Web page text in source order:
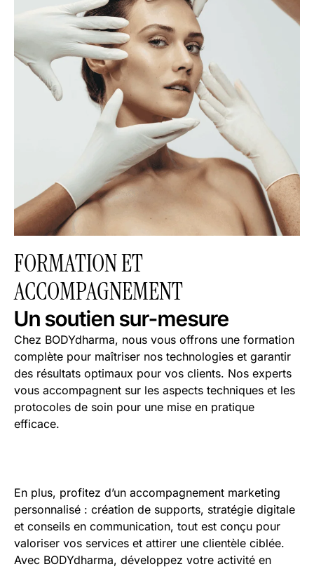
FORMATION ET
ACCOMPAGNEMENT
Un soutien sur-mesure
Chez BODYdharma, nous vous offrons une formation
complète pour maîtriser nos technologies et garantir
des résultats optimaux pour vos clients. Nos experts
vous accompagnent sur les aspects techniques et les
protocoles de soin pour une mise en pratique
efficace.
En plus, profitez d’un accompagnement marketing
personnalisé : création de supports, stratégie digitale
et conseils en communication, tout est conçu pour
valoriser vos services et attirer une clientèle ciblée.
Avec BODYdharma, développez votre activité en